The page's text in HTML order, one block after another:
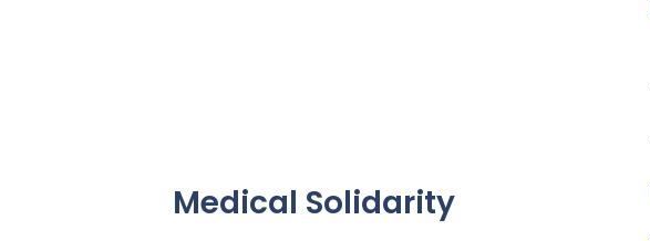
Medical Solidarity